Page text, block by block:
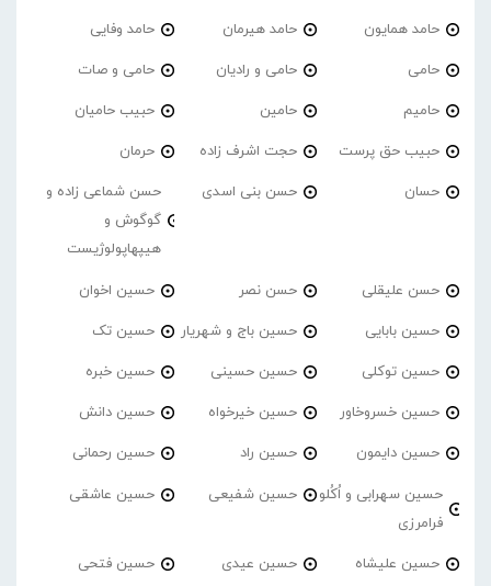
حامد همایون حامد هیرمان حامد وفایی
حامی حامی و رادیان حامی و صات
حامیم حامین حبیب حامیان
حبیب حق پرست حجت اشرف زاده حرمان
حسان حسن بنی اسدی
حسن شماعی زاده و
گوگوش و
هیپهاپولوژیست
حسن علیقلی حسن نصر حسین اخوان
حسین بابایی حسین باج و شهریار حسین تک
حسین توکلی حسین حسینی حسین خبره
حسین خسروخاور حسین خیرخواه حسین دانش
حسین دایمون حسین راد حسین رحمانی
حسین سهرابی و اُکُلو
فرامرزی
حسین شفیعی حسین عاشقی
حسین علیشاه حسین عیدی حسین فتحی